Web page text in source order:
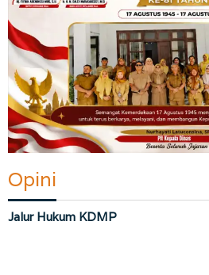
Opini
Jalur Hukum KDMP